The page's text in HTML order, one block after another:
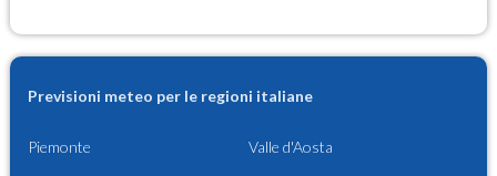
Previsioni meteo per le regioni italiane
Piemonte Valle d'Aosta